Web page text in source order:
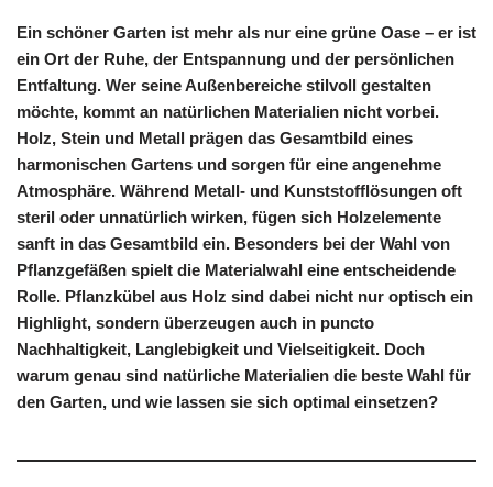
Ein schöner Garten ist mehr als nur eine grüne Oase – er ist
ein Ort der Ruhe, der Entspannung und der persönlichen
Entfaltung. Wer seine Außenbereiche stilvoll gestalten
möchte, kommt an natürlichen Materialien nicht vorbei.
Holz, Stein und Metall prägen das Gesamtbild eines
harmonischen Gartens und sorgen für eine angenehme
Atmosphäre. Während Metall- und Kunststofflösungen oft
steril oder unnatürlich wirken, fügen sich Holzelemente
sanft in das Gesamtbild ein. Besonders bei der Wahl von
Pflanzgefäßen spielt die Materialwahl eine entscheidende
Rolle. Pflanzkübel aus Holz sind dabei nicht nur optisch ein
Highlight, sondern überzeugen auch in puncto
Nachhaltigkeit, Langlebigkeit und Vielseitigkeit. Doch
warum genau sind natürliche Materialien die beste Wahl für
den Garten, und wie lassen sie sich optimal einsetzen?